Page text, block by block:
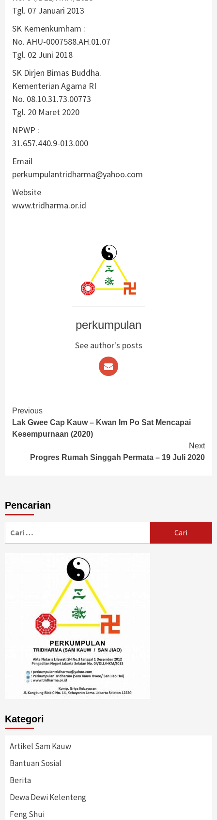
Tgl. 07 Januari 2013
SK Kemenkumham :
No. AHU-0007588.AH.01.07
Tgl. 02 Juni 2018
SK Dirjen Bimas Buddha.
Kementerian Agama RI
No. 08.10.31.73.00773
Tgl. 20 Maret 2020
NPWP :
31.657.440.9-013.000
Email
perkumpulantridharma@yahoo.com
Website
www.tridharma.or.id
perkumpulan
See author's posts
Continue
Reading
Previous
Lak Gwee Cap Kauw – Kwan Im Po Sat Mencapai
Kesempurnaan (2020)
Next
Progres Rumah Singgah Permata – 19 Juli 2020
Pencarian
untuk:
Kategori
Artikel Sam Kauw
Bantuan Sosial
Berita
Dewa Dewi Kelenteng
Feng Shui